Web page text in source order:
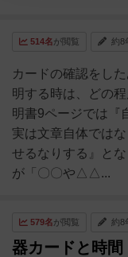
514名が閲覧 約8
カードの確認をし
明する時は、どの
明書9ページでは『
実は文章自体では
せるなりする』と
が「〇〇や△△...
579名が閲覧 約8
器カードと時